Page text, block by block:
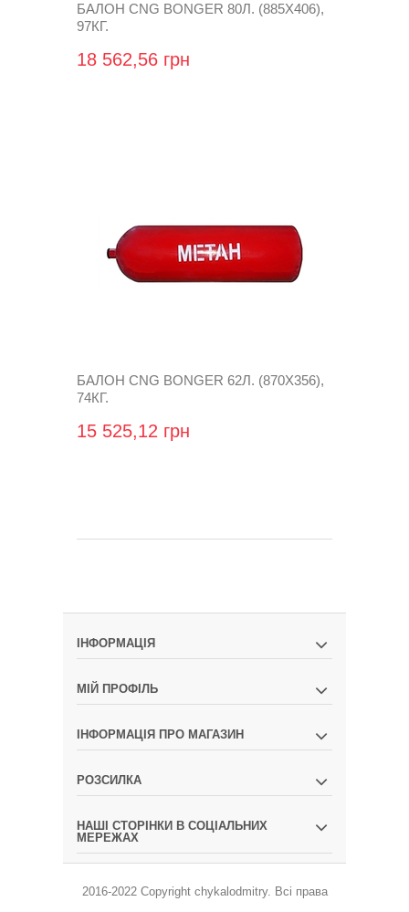
БАЛОН CNG BONGER 80Л. (885X406),
97КГ.
18 562,56 грн
БАЛОН CNG BONGER 62Л. (870X356),
74КГ.
15 525,12 грн
ІНФОРМАЦІЯ
МІЙ ПРОФІЛЬ
ІНФОРМАЦІЯ ПРО МАГАЗИН
РОЗСИЛКА
НАШІ СТОРІНКИ В СОЦІАЛЬНИХ
МЕРЕЖАХ
2016-2022 Copyright chykalodmitry. Всі права